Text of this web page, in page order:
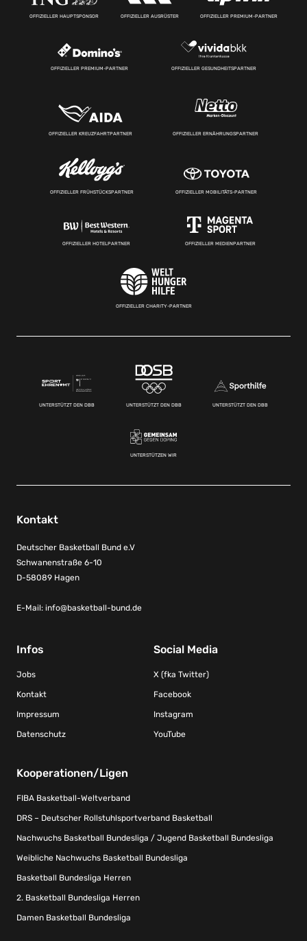
OFFIZIELLER HAUPTSPONSOR OFFIZIELLER AUSRÜSTER OFFIZIELLER PREMIUM-PARTNER
OFFIZIELLER PREMIUM-PARTNER OFFIZIELLER GESUNDHEITSPARTNER
OFFIZIELLER KREUZFAHRTPARTNER OFFIZIELLER ERNÄHRUNGSPARTNER
OFFIZIELLER FRÜHSTÜCKSPARTNER OFFIZIELLER MOBILITÄTS-PARTNER
OFFIZIELLER HOTELPARTNER OFFIZIELLER MEDIENPARTNER
OFFIZIELLER CHARITY-PARTNER
UNTERSTÜTZT DEN DBB UNTERSTÜTZT DEN DBB UNTERSTÜTZT DEN DBB
UNTERSTÜTZEN WIR
Kontakt
Deutscher Basketball Bund e.V
Schwanenstraße 6-10
D-58089 Hagen
E-Mail: info@basketball-bund.de
Infos
Jobs
Kontakt
Impressum
Datenschutz
Social Media
X (fka Twitter)
Facebook
Instagram
YouTube
Kooperationen/Ligen
FIBA Basketball-Weltverband
DRS – Deutscher Rollstuhlsportverband Basketball
Nachwuchs Basketball Bundesliga / Jugend Basketball Bundesliga
Weibliche Nachwuchs Basketball Bundesliga
Basketball Bundesliga Herren
2. Basketball Bundesliga Herren
Damen Basketball Bundesliga